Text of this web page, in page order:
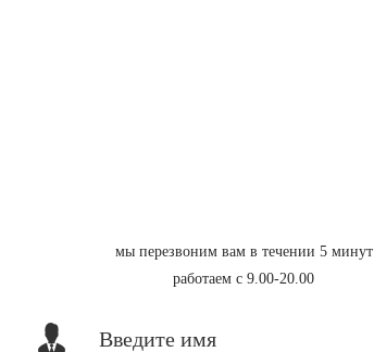
мы перезвоним вам в течении 5 минут
работаем с 9.00-20.00
Введите имя